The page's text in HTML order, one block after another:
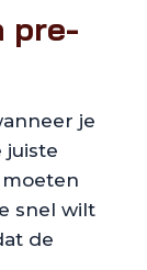
pre-
je
juiste
snel wilt
de